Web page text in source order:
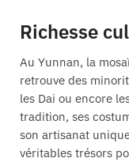
Richesse
Au Yunnan, la
retrouve des
les Dai ou encore
tradition, ses
son artisanat
véritables trésors